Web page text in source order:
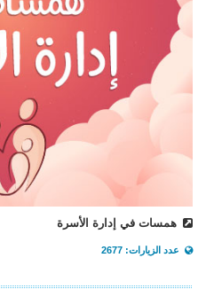
همسات في إدارة الأسرة
عدد الزيارات: 2677